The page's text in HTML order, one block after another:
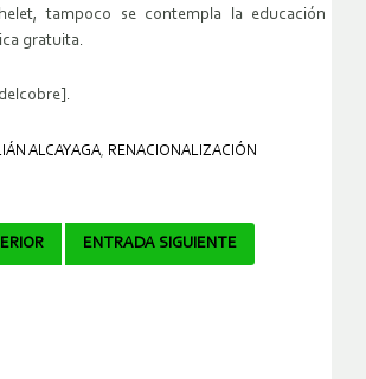
tampoco se contempla la educación
gratuita.
ALCAYAGA, RENACIONALIZACIÓN
ENTRADA SIGUIENTE